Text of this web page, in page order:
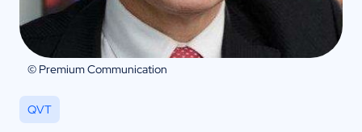
© Premium Communication
QVT